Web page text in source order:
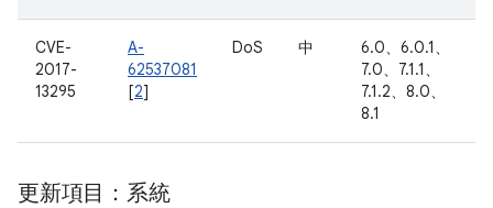
CVE-
2017-
13295
A-
62537081
[2]
DoS 中
6.0、6.0.1、
7.0、7.1.1、
7.1.2、8.0、
8.1
更新項目：系統